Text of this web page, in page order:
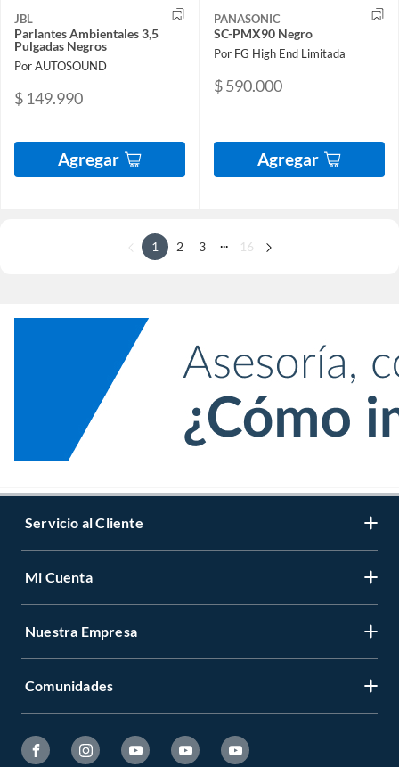
JBL
Parlantes Ambientales 3,5
Pulgadas Negros
Por AUTOSOUND
$ 149.990
Agregar
PANASONIC
SC-PMX90 Negro
Por FG High End Limitada
$ 590.000
Agregar
1 2 3 ... 16
Servicio al Cliente
Mi Cuenta
Nuestra Empresa
Comunidades